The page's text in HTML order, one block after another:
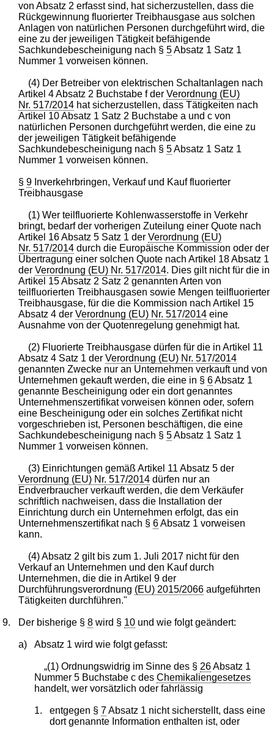
von Absatz 2 erfasst sind, hat sicherzustellen, dass die
Rückgewinnung fluorierter Treibhausgase aus solchen
Anlagen von natürlichen Personen durchgeführt wird, die
eine zu der jeweiligen Tätigkeit befähigende
Sachkundebescheinigung nach §5Absatz 1 Satz 1
Nummer 1 vorweisen können.
(4) Der Betreiber von elektrischen Schaltanlagen nach
Artikel 4 Absatz 2 Buchstabe f derVerordnung (EU)
Nr. 517/2014 hat sicherzustellen, dass Tätigkeiten nach
Artikel 10 Absatz 1 Satz 2 Buchstabe a und c von
natürlichen Personen durchgeführt werden, die eine zu
der jeweiligen Tätigkeit befähigende
Sachkundebescheinigung nach §5Absatz 1 Satz 1
Nummer 1 vorweisen können.
§9 Inverkehrbringen, Verkauf und Kauf fluorierter
Treibhausgase
(1) Wer teilfluorierte Kohlenwasserstoffe in Verkehr
bringt, bedarf der vorherigen Zuteilung einer Quote nach
Artikel 16 Absatz 5 Satz 1 derVerordnung (EU)
Nr. 517/2014 durch die Europäische Kommission oder der
Übertragung einer solchen Quote nach Artikel 18 Absatz 1
derVerordnung (EU) Nr. 517/2014. Dies gilt nicht für die in
Artikel 15 Absatz 2 Satz 2 genannten Arten von
teilfluorierten Treibhausgasen sowie Mengen teilfluorierter
Treibhausgase, für die die Kommission nach Artikel 15
Absatz 4 derVerordnung (EU) Nr. 517/2014 eine
Ausnahme von der Quotenregelung genehmigt hat.
(2) Fluorierte Treibhausgase dürfen für die in Artikel 11
Absatz 4 Satz 1 derVerordnung (EU) Nr. 517/2014
genannten Zwecke nur an Unternehmen verkauft und von
Unternehmen gekauft werden, die eine in §6Absatz 1
genannte Bescheinigung oder ein dort genanntes
Unternehmenszertifikat vorweisen können oder, sofern
eine Bescheinigung oder ein solches Zertifikat nicht
vorgeschrieben ist, Personen beschäftigen, die eine
Sachkundebescheinigung nach §5Absatz 1 Satz 1
Nummer 1 vorweisen können.
(3) Einrichtungen gemäß Artikel 11 Absatz 5 der
Verordnung (EU) Nr. 517/2014 dürfen nur an
Endverbraucher verkauft werden, die dem Verkäufer
schriftlich nachweisen, dass die Installation der
Einrichtung durch ein Unternehmen erfolgt, das ein
Unternehmenszertifikat nach §6Absatz 1 vorweisen
kann.
(4) Absatz 2 gilt bis zum 1. Juli 2017 nicht für den
Verkauf an Unternehmen und den Kauf durch
Unternehmen, die die in Artikel 9 der
Durchführungsverordnung (EU) 2015/2066 aufgeführten
Tätigkeiten durchführen."
9. Der bisherige §8 wird § 10 und wie folgt geändert:
a) Absatz 1 wird wie folgt gefasst:
„(1) Ordnungswidrig im Sinne des § 26Absatz 1
Nummer 5 Buchstabe c des Chemikaliengesetzes
handelt, wer vorsätzlich oder fahrlässig
1. entgegen §7Absatz 1 nicht sicherstellt, dass eine
dort genannte Information enthalten ist, oder